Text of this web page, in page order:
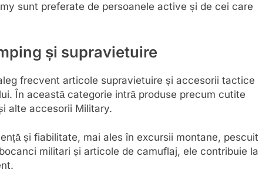
sunt preferate de persoanele active și de cei care
și supravietuire
frecvent articole supravietuire și accesorii tactice
În această categorie intră produse precum cutite
alte accesorii Military.
și fiabilitate, mai ales în excursii montane, pescuit
militari și articole de camuflaj, ele contribuie la